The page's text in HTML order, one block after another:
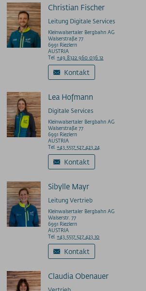
Christian Fischer
Leitung Digitale Services
Kleinwalsertaler Bergbahn AG
Walserstraße 77
6991 Riezlern
AUSTRIA
Tel.+49 8322 960 036 12
Kontakt
Lea Hofmann
Digitale Services
Kleinwalsertaler Bergbahn AG
Walserstraße 77
6991 Riezlern
AUSTRIA
Tel.+43 5517 527 423 24
Kontakt
Sibylle Mayr
Leitung Vertrieb
Kleinwalsertaler Bergbahn AG
Walserstr. 77
6991 Riezlern
AUSTRIA
Tel.+43 5517 527 423 10
Kontakt
Claudia Obenauer